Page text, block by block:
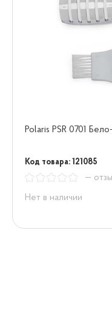
Polaris PSR 0701
Код товара: 121085
—
Нет в наличии